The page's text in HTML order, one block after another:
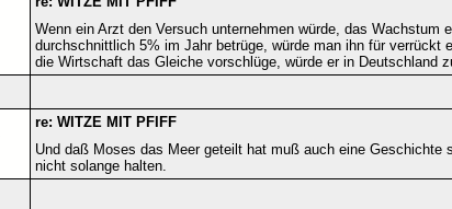
Wenn ein Arzt den Versuch unternehmen würde, das Wachstum
durchschnittlich 5% im Jahr betrüge, würde man ihn für verrückt
die Wirtschaft das Gleiche vorschlüge, würde er in Deutschland
re: WITZE MIT PFIFF
Und daß Moses das Meer geteilt hat muß auch eine Geschichte
nicht solange halten.